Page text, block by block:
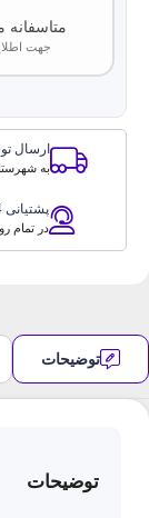
جهت
ارسال
به
پشتیانی 24 ساعته
در تمام
توضیحات
توضیحات